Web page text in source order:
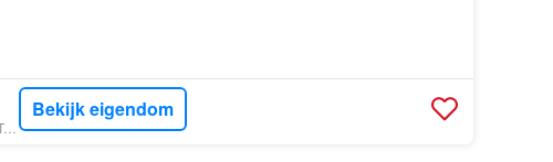
HUURPORTAAL
Bekijk eigendom